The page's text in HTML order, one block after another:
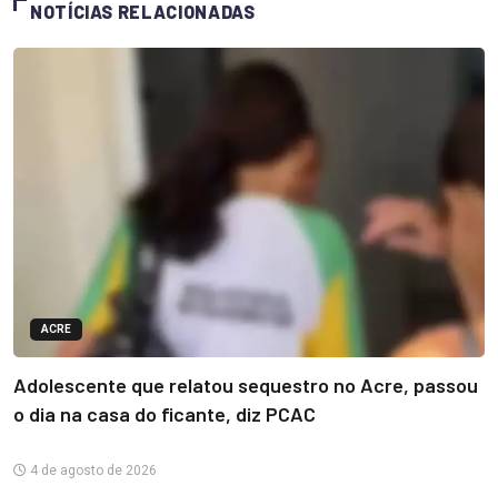
NOTÍCIAS RELACIONADAS
ACRE
Adolescente que relatou sequestro no Acre, passou
o dia na casa do ficante, diz PCAC
4 de agosto de 2026